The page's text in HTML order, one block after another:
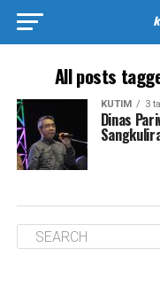
All posts
KUTIM 3
Dinas